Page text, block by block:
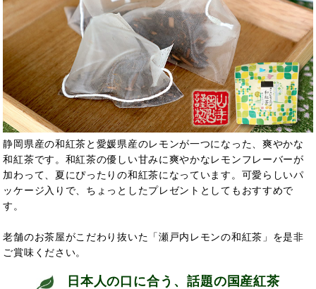
静岡県産の和紅茶と愛媛県産のレモンが一つになった、爽やかな
和紅茶です。和紅茶の優しい甘みに爽やかなレモンフレーバーが
加わって、夏にぴったりの和紅茶になっています。可愛らしいパ
ッケージ入りで、ちょっとしたプレゼントとしてもおすすめで
す。
老舗のお茶屋がこだわり抜いた「瀬戸内レモンの和紅茶」を是非
ご賞味ください。
日本人の口に合う、話題の国産紅茶